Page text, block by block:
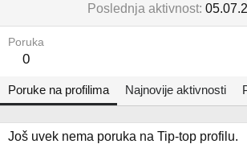
Poslednja aktivnost
Poruka
0
Poruke na profilima Najnovije aktivnosti
Još uvek nema poruka na Tip-top profilu.